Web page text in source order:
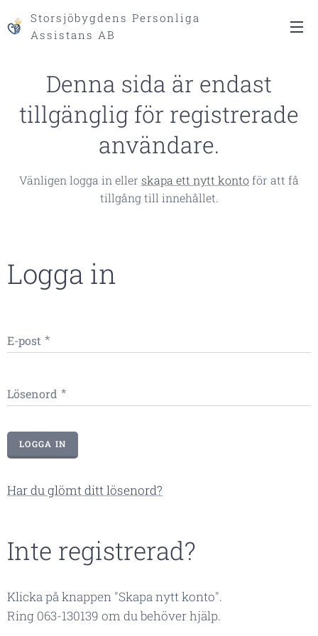
Storsjöbygdens Personliga
Assistans AB
Denna sida är endast
tillgänglig för registrerade
användare.
Vänligen logga in eller skapa ett nytt kontoför att få
tillgång till innehållet.
Logga in
E-post
Lösenord
LOGGA IN
Har du glömt ditt lösenord?
Inte registrerad?
Klicka på knappen "Skapa nytt konto".
Ring 063-130139 om du behöver hjälp.